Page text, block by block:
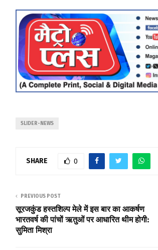
SLIDER-NEWS
SHARE 0
PREVIOUS POST
सूरजकुंड हस्तशिल्प मेले में इस बार का आकर्षण
भारतवर्ष की पांचों ऋतुओं पर आधारित थीम होगी:
सुमिता मिश्रा